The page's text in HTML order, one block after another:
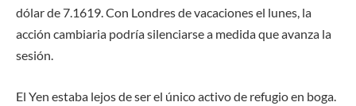
dólar de 7.1619. Con Londres de vacaciones el lunes, la
acción cambiaria podría silenciarse a medida que avanza la
sesión.
El Yen estaba lejos de ser el único activo de refugio en boga.